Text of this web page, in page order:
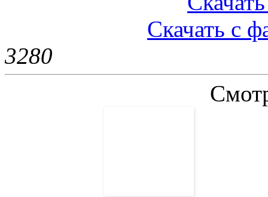
Скачать с
3280